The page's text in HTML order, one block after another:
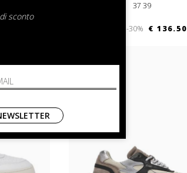
37 39
-30% € 136.50
sconto